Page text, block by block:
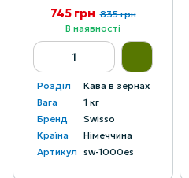
745 грн 835 грн
В наявності
Розділ
Кава в зернах
Вага
1 кг
Бренд
Swisso
Країна
Німеччина
Артикул sw-1000es